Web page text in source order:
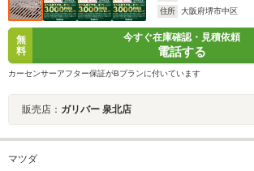
住所
大阪府堺市中区
無
料
今すぐ在庫確認・見積依頼
電話する
カーセンサーアフター保証がBプランに付いています
販売店： ガリバー 泉北店
マツダ